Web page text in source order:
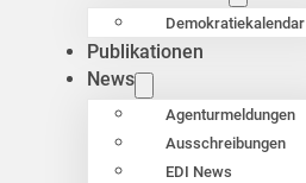
Demokratiekalendar
Publikationen
News
Agenturmeldungen
Ausschreibungen
EDI News